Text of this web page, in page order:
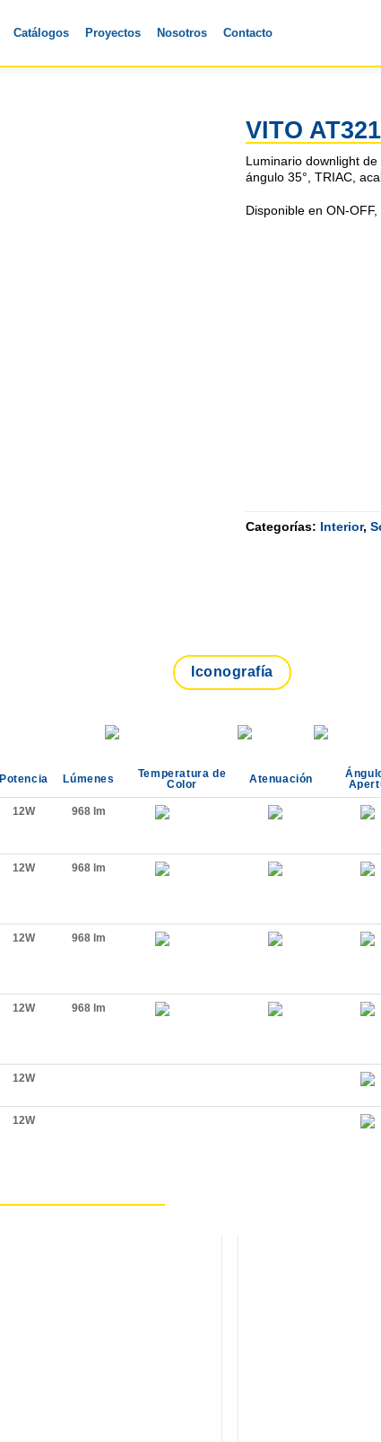
Catálogos Proyectos Nosotros Contacto
VITO
Luminario downlight
ángulo 35°, TRIAC,
Disponible en ON-
Categorías: Interior,
Iconografía
Potencia Lúmenes
Temperatura de
Color
Atenuación
12W 968 lm
12W 968 lm
12W 968 lm
12W 968 lm
12W
12W